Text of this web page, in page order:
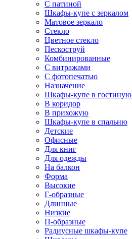
С патиной
Шкафы-купе с зеркалом
Матовое зеркало
Стекло
Цветное стекло
Пескоструй
Комбинированные
С витражами
С фотопечатью
Назначение
Шкафы-купе в гостиную
В коридор
В прихожую
Шкафы-купе в спальню
Детские
Офисные
Для книг
Для одежды
На балкон
Форма
Высокие
Г-образные
Длинные
Низкие
П-образные
Радиусные шкафы-купе